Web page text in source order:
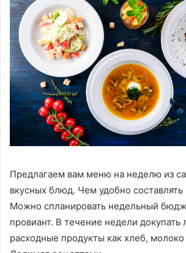
Предлагаем вам меню на неделю из
вкусных блюд. Чем удобно
Можно спланировать недельный
провиант. В течение недели докупать
расходные продукты как хлеб,